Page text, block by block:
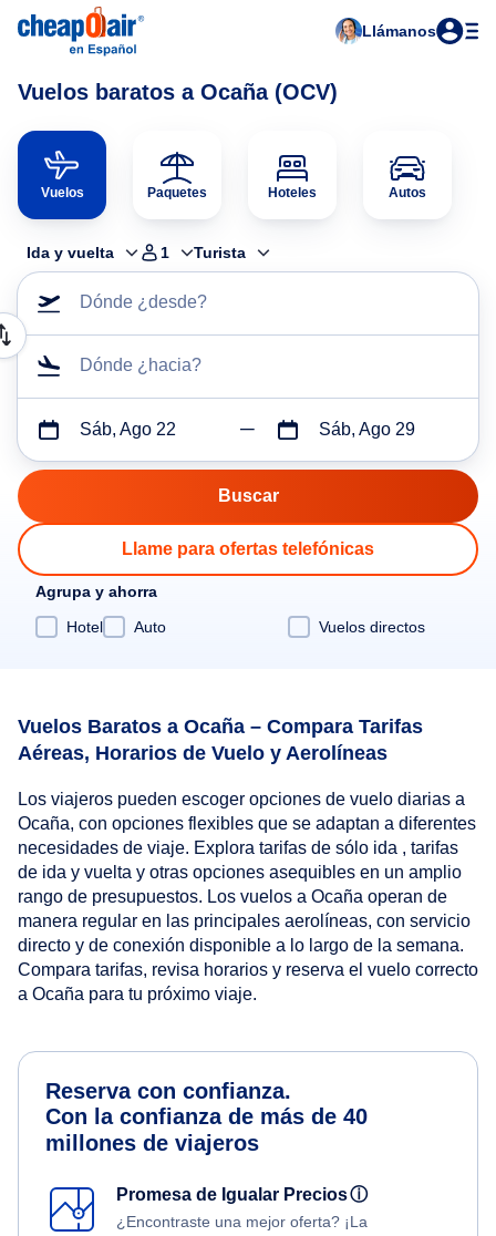
Llámanos
Vuelos baratos a Ocaña (OCV)
Vuelos Paquetes Hoteles Autos
Ida y vuelta 1 Turista
Dónde ¿desde?
Dónde ¿hacia?
Sáb, Ago 22 Sáb, Ago 29
Llame para ofertas telefónicas
Agrupa y ahorra
Hotel
Auto Vuelos directos
Vuelos Baratos a Ocaña – Compara Tarifas
Aéreas, Horarios de Vuelo y Aerolíneas
Los viajeros pueden escoger opciones de vuelo diarias a
Ocaña, con opciones flexibles que se adaptan a diferentes
necesidades de viaje. Explora tarifas de sólo ida , tarifas
de ida y vuelta y otras opciones asequibles en un amplio
rango de presupuestos. Los vuelos a Ocaña operan de
manera regular en las principales aerolíneas, con servicio
directo y de conexión disponible a lo largo de la semana.
Compara tarifas, revisa horarios y reserva el vuelo correcto
a Ocaña para tu próximo viaje.
Reserva con confianza.
Con la confianza de más de 40
millones de viajeros
Promesa de Igualar Preciosⓘ
¿Encontraste una mejor oferta? ¡La